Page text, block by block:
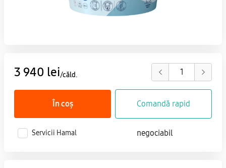
3 940 lei/căld.
În coș Comandă rapid
Servicii Hamal negociabil